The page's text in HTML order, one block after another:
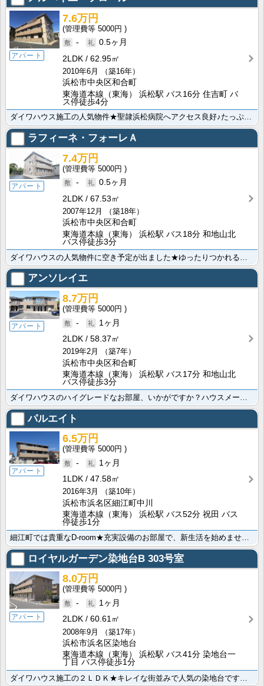
アパート
7.6万円
5000円
-
0.5ヶ月
2LDK
62.95㎡
2010年6月
（築16年）
浜松市中央区和合町
東海道本線（東海） 浜松駅 バス16分 住吉町 バ
ス停徒歩4分
ダイワハウス施工の人気物件★聖隷浜松病院へアクセス良好♪たっぷり収納空間で、新婚さん、ファミリーさん･･･
ラフィーネ・フォーレＡ
アパート
7.4万円
5000円
-
0.5ヶ月
2LDK
67.53㎡
2007年12月
（築18年）
浜松市中央区和合町
東海道本線（東海） 浜松駅 バス18分 和地山北
バス停徒歩3分
アンソレイエ
アパート
8.7万円
5000円
-
1ヶ月
2LDK
58.37㎡
2019年2月
（築7年）
浜松市中央区和合町
東海道本線（東海） 浜松駅 バス17分 和地山北
バス停徒歩3分
パルエイト
アパート
6.5万円
5000円
-
1ヶ月
1LDK
47.58㎡
2016年3月
（築10年）
浜松市浜名区細江町中川
東海道本線（東海） 浜松駅 バス52分 祝田 バス
停徒歩1分
ロイヤルガーデン染地台B 303号室
アパート
8.0万円
5000円
-
1ヶ月
2LDK
60.61㎡
2008年9月
（築17年）
浜松市浜名区染地台
東海道本線（東海） 浜松駅 バス41分 染地台一
丁目 バス停徒歩1分